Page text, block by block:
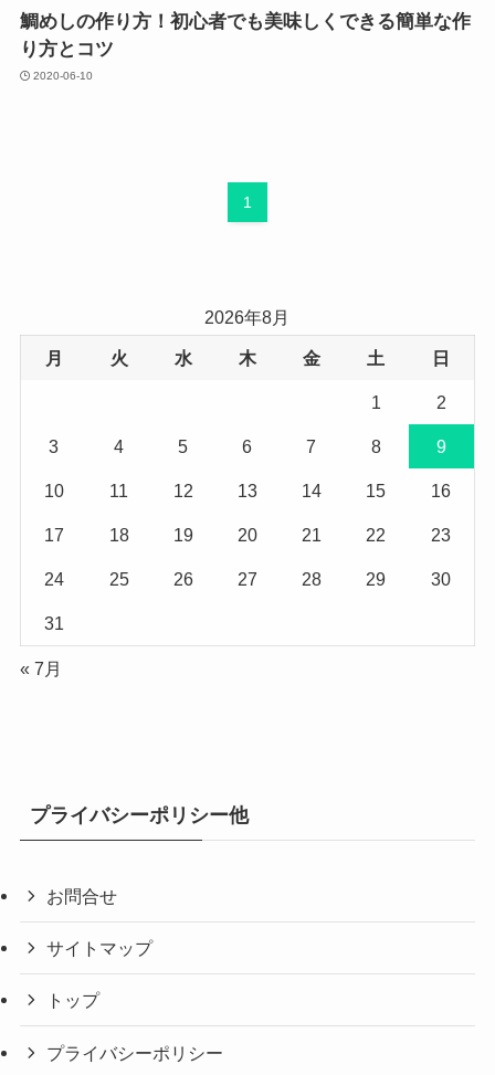
鯛めしの作り方！初心者でも美味しくできる簡単な作
り方とコツ
2020-06-10
1
2026年8月
月 火 水 木 金 土 日
1 2
3 4 5 6 7 8 9
10 11 12 13 14 15 16
17 18 19 20 21 22 23
24 25 26 27 28 29 30
31
« 7月
プライバシーポリシー他
お問合せ
サイトマップ
トップ
プライバシーポリシー